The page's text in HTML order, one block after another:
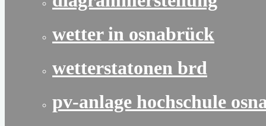
wetter in osnabrück
wetterstatonen brd
pv-anlage hochschule